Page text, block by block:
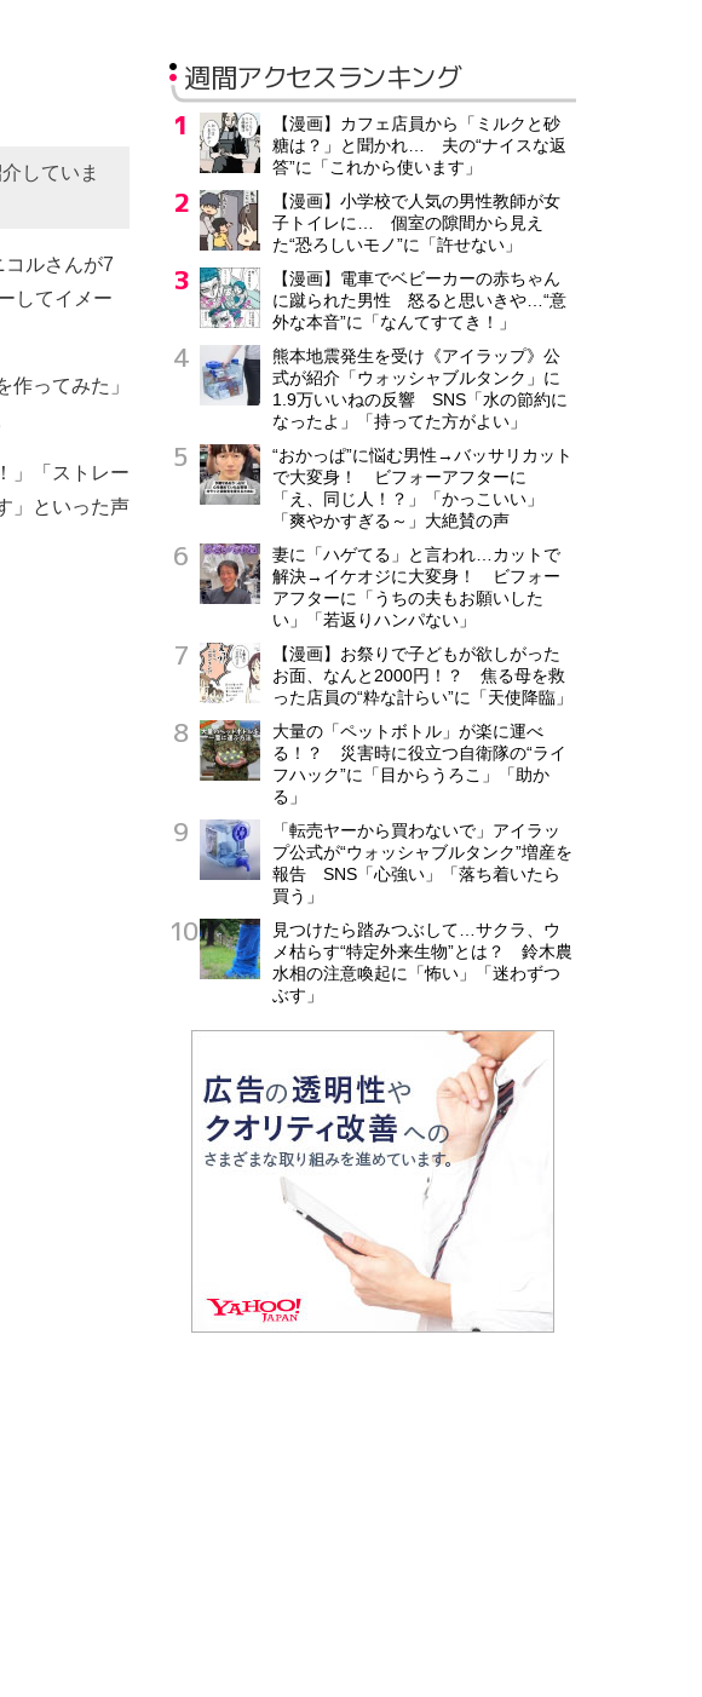
していま
ルさんが7
してイメー
ってみた」
」「ストレー
」といった声
週間アクセスランキング
【漫画】カフェ店員から「ミルクと砂
糖は？」と聞かれ… 夫の“ナイスな返
答”に「これから使います」
【漫画】小学校で人気の男性教師が女
子トイレに… 個室の隙間から見え
た“恐ろしいモノ”に「許せない」
【漫画】電車でベビーカーの赤ちゃん
に蹴られた男性 怒ると思いきや…“意
外な本音”に「なんてすてき！」
熊本地震発生を受け《アイラップ》公
式が紹介「ウォッシャブルタンク」に
1.9万いいねの反響 SNS「水の節約に
なったよ」「持ってた方がよい」
“おかっぱ”に悩む男性→バッサリカット
で大変身！ ビフォーアフターに
「え、同じ人！？」「かっこいい」
「爽やかすぎる～」大絶賛の声
妻に「ハゲてる」と言われ…カットで
解決→イケオジに大変身！ ビフォー
アフターに「うちの夫もお願いした
い」「若返りハンパない」
【漫画】お祭りで子どもが欲しがった
お面、なんと2000円！？ 焦る母を救
った店員の“粋な計らい”に「天使降臨」
大量の「ペットボトル」が楽に運べ
る！？ 災害時に役立つ自衛隊の“ライ
フハック”に「目からうろこ」「助か
る」
「転売ヤーから買わないで」アイラッ
プ公式が“ウォッシャブルタンク”増産を
報告 SNS「心強い」「落ち着いたら
買う」
見つけたら踏みつぶして…サクラ、ウ
メ枯らす“特定外来生物”とは？ 鈴木農
水相の注意喚起に「怖い」「迷わずつ
ぶす」